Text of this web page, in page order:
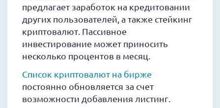
предлагает заработок на кредитовании
других пользователей, а также стейкинг
криптовалют. Пассивное
инвестирование может приносить
несколько процентов в месяц.
Список криптовалют на бирже
постоянно обновляется за счет
возможности добавления листинг.